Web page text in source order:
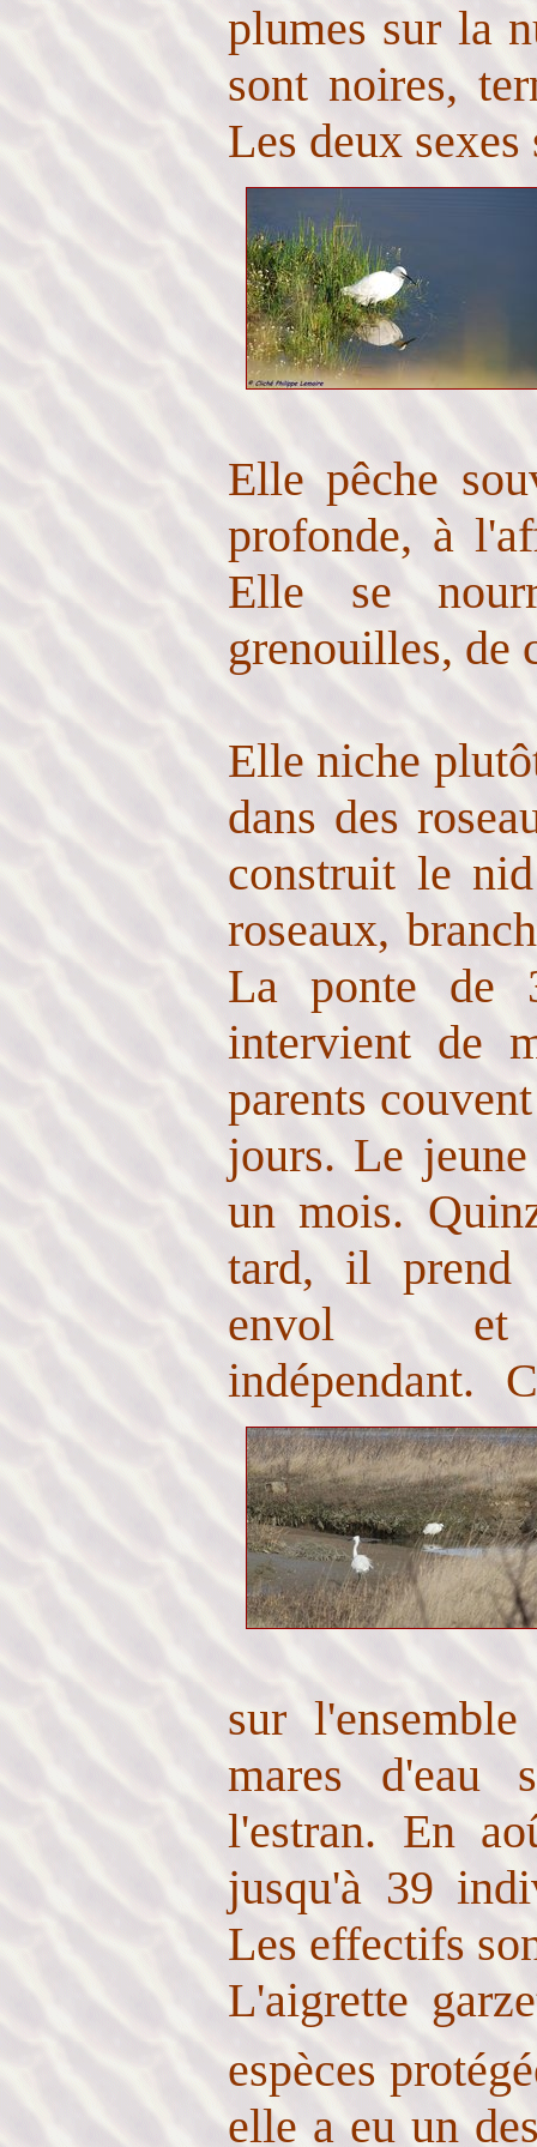
plumes sur la
sont noires,
Les deux
Elle pêche
profonde, à
Elle se
grenouilles, de
Elle niche
dans des
construit le
roseaux,
La ponte
intervient de
parents
jours. Le
un mois.
tard, il prend
envol et
indépendant.
sur
mares d'eau
l'estran. En
jusqu'à 39
Les effectifs
L'aigrette
espèces
elle a eu un